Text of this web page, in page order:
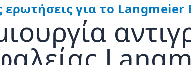
ερωτήσεις για το Langmeier